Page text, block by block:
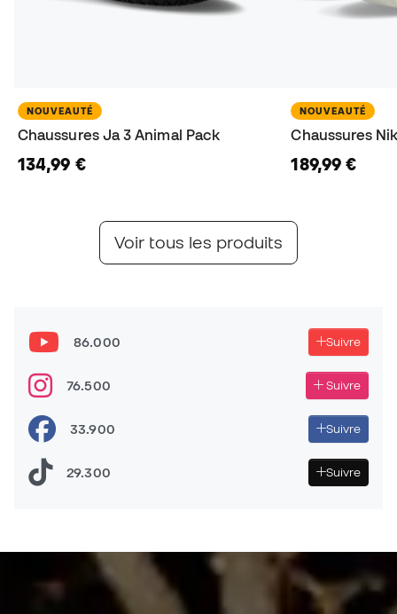
NOUVEAUTÉ
Chaussures Ja 3 Animal Pack
134,99 €
NOUVEAUTÉ
Chaussures
189,99 €
Voir tous les produits
86.000 Suivre
76.500 Suivre
33.900 Suivre
29.300 Suivre